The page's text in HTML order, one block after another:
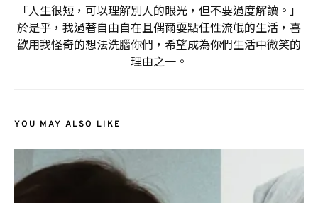
「人生很短，可以理解別人的眼光，但不要過度解讀。」
於是乎，我過著自由自在且偶爾耍點任性流氓的生活，喜
歡用我怪奇的想法洗腦你們，希望成為你們生活中微笑的
理由之一。
YOU MAY ALSO LIKE